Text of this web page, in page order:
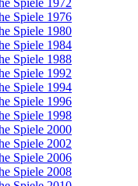
Spiele 1972
Spiele 1976
Spiele 1980
Spiele 1984
Spiele 1988
Spiele 1992
Spiele 1994
Spiele 1996
Spiele 1998
Spiele 2000
Spiele 2002
Spiele 2006
Spiele 2008